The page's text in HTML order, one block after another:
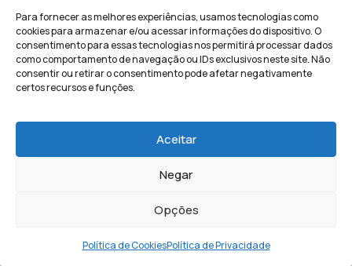
Para fornecer as melhores experiências, usamos tecnologias como
cookies para armazenar e/ou acessar informações do dispositivo. O
consentimento para essas tecnologias nos permitirá processar dados
como comportamento de navegação ou IDs exclusivos neste site. Não
consentir ou retirar o consentimento pode afetar negativamente
certos recursos e funções.
Aceitar
Negar
Opções
Política de CookiesPolítica de Privacidade
Estratégias para
aumentar a taxa de
abertura e conversão nos
disparos
configurada é o pré-requisito. Mas o que realmente
excepcionais são as estratégias de engajamento
aplicadas em cada envio.